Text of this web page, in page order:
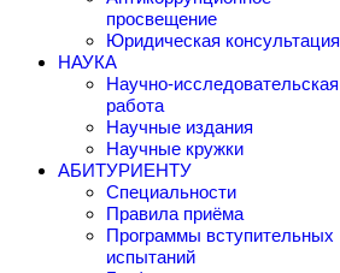
просвещение
Юридическая консультация
НАУКА
Научно-исследовательская
работа
Научные издания
Научные кружки
АБИТУРИЕНТУ
Специальности
Правила приёма
Программы вступительных
испытаний